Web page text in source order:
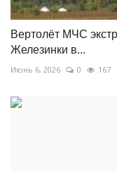
Вертолёт МЧС
Железинки в...
Июнь 6, 2026 0 167